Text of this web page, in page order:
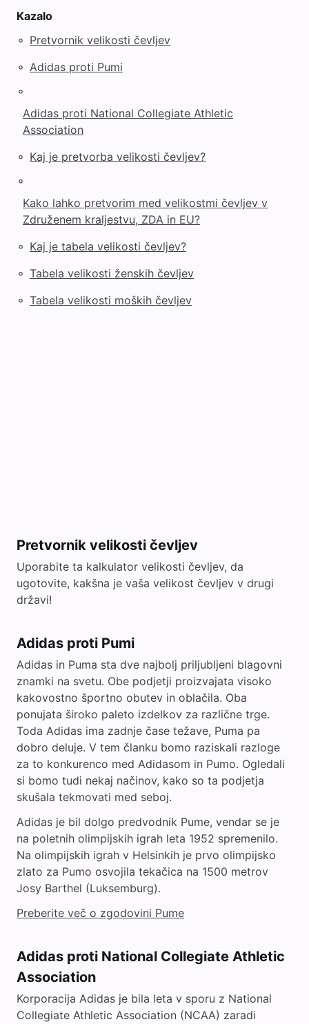
Kazalo
◦ Pretvornik velikosti čevljev
◦ Adidas proti Pumi
◦
Adidas proti National Collegiate Athletic
Association
◦ Kaj je pretvorba velikosti čevljev?
◦
Kako lahko pretvorim med velikostmi čevljev v
Združenem kraljestvu, ZDA in EU?
◦ Kaj je tabela velikosti čevljev?
◦ Tabela velikosti ženskih čevljev
◦ Tabela velikosti moških čevljev
Pretvornik velikosti čevljev
Uporabite ta kalkulator velikosti čevljev, da
ugotovite, kakšna je vaša velikost čevljev v drugi
državi!
Adidas proti Pumi
Adidas in Puma sta dve najbolj priljubljeni blagovni
znamki na svetu. Obe podjetji proizvajata visoko
kakovostno športno obutev in oblačila. Oba
ponujata široko paleto izdelkov za različne trge.
Toda Adidas ima zadnje čase težave, Puma pa
dobro deluje. V tem članku bomo raziskali razloge
za to konkurenco med Adidasom in Pumo. Ogledali
si bomo tudi nekaj načinov, kako so ta podjetja
skušala tekmovati med seboj.
Adidas je bil dolgo predvodnik Pume, vendar se je
na poletnih olimpijskih igrah leta 1952 spremenilo.
Na olimpijskih igrah v Helsinkih je prvo olimpijsko
zlato za Pumo osvojila tekačica na 1500 metrov
Josy Barthel (Luksemburg).
Preberite več o zgodovini Pume
Adidas proti National Collegiate Athletic
Association
Korporacija Adidas je bila leta v sporu z National
Collegiate Athletic Association (NCAA) zaradi